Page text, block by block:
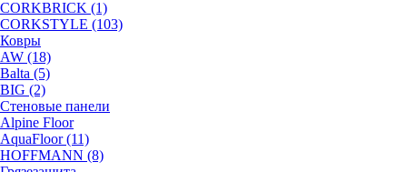
CORKBRICK (1)
CORKSTYLE (103)
Ковры
AW (18)
Balta (5)
BIG (2)
Стеновые панели
Alpine Floor
AquaFloor (11)
HOFFMANN (8)